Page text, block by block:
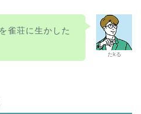
たkる
雀荘に生かした